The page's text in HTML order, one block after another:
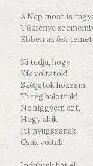
A Nap most is
Tűzfénye
Ebben az ősi
Ki tudja, hogy
Kik voltatok!
Szóljatok hozzám,
Ti rég halottak!
Ne higgyem azt,
Hogy akik
Itt nyugszanak,
Csak voltak!